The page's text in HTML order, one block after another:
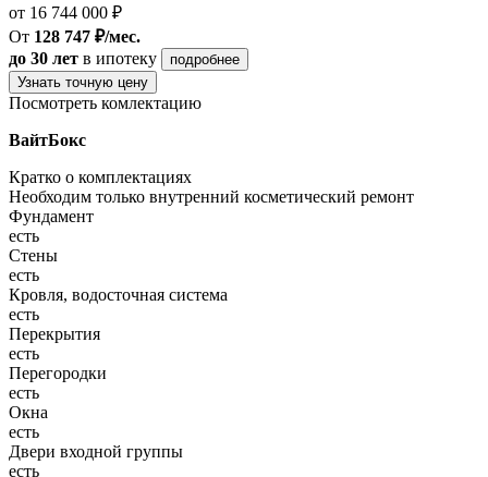
от 16 744 000 ₽
От 128 747 ₽/мес.
до 30 лет в ипотеку
подробнее
Узнать точную цену
Посмотреть комлектацию
ВайтБокс
Кратко о комплектациях
Необходим только внутренний косметический ремонт
Фундамент
есть
Стены
есть
Кровля, водосточная система
есть
Перекрытия
есть
Перегородки
есть
Окна
есть
Двери входной группы
есть